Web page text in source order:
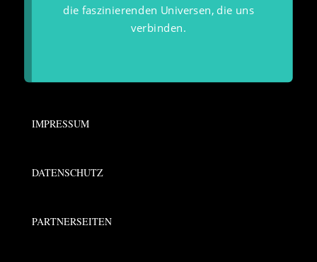
die faszinierenden Universen, die uns
verbinden.
IMPRESSUM
DATENSCHUTZ
PARTNERSEITEN